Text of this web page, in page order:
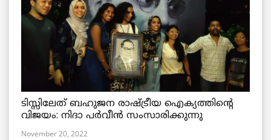
ടിസ്സിലേത് ബഹുജന രാഷ്ട്രീയ ഐക്യത്തിന്റെ
വിജയം: നിദാ പർവീൻ സംസാരിക്കുന്നു
November 20, 2022